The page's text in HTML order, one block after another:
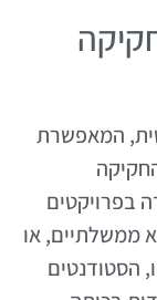
המאפשרת
בפרויקטים
ממשלתיים, או
הסטודנטים